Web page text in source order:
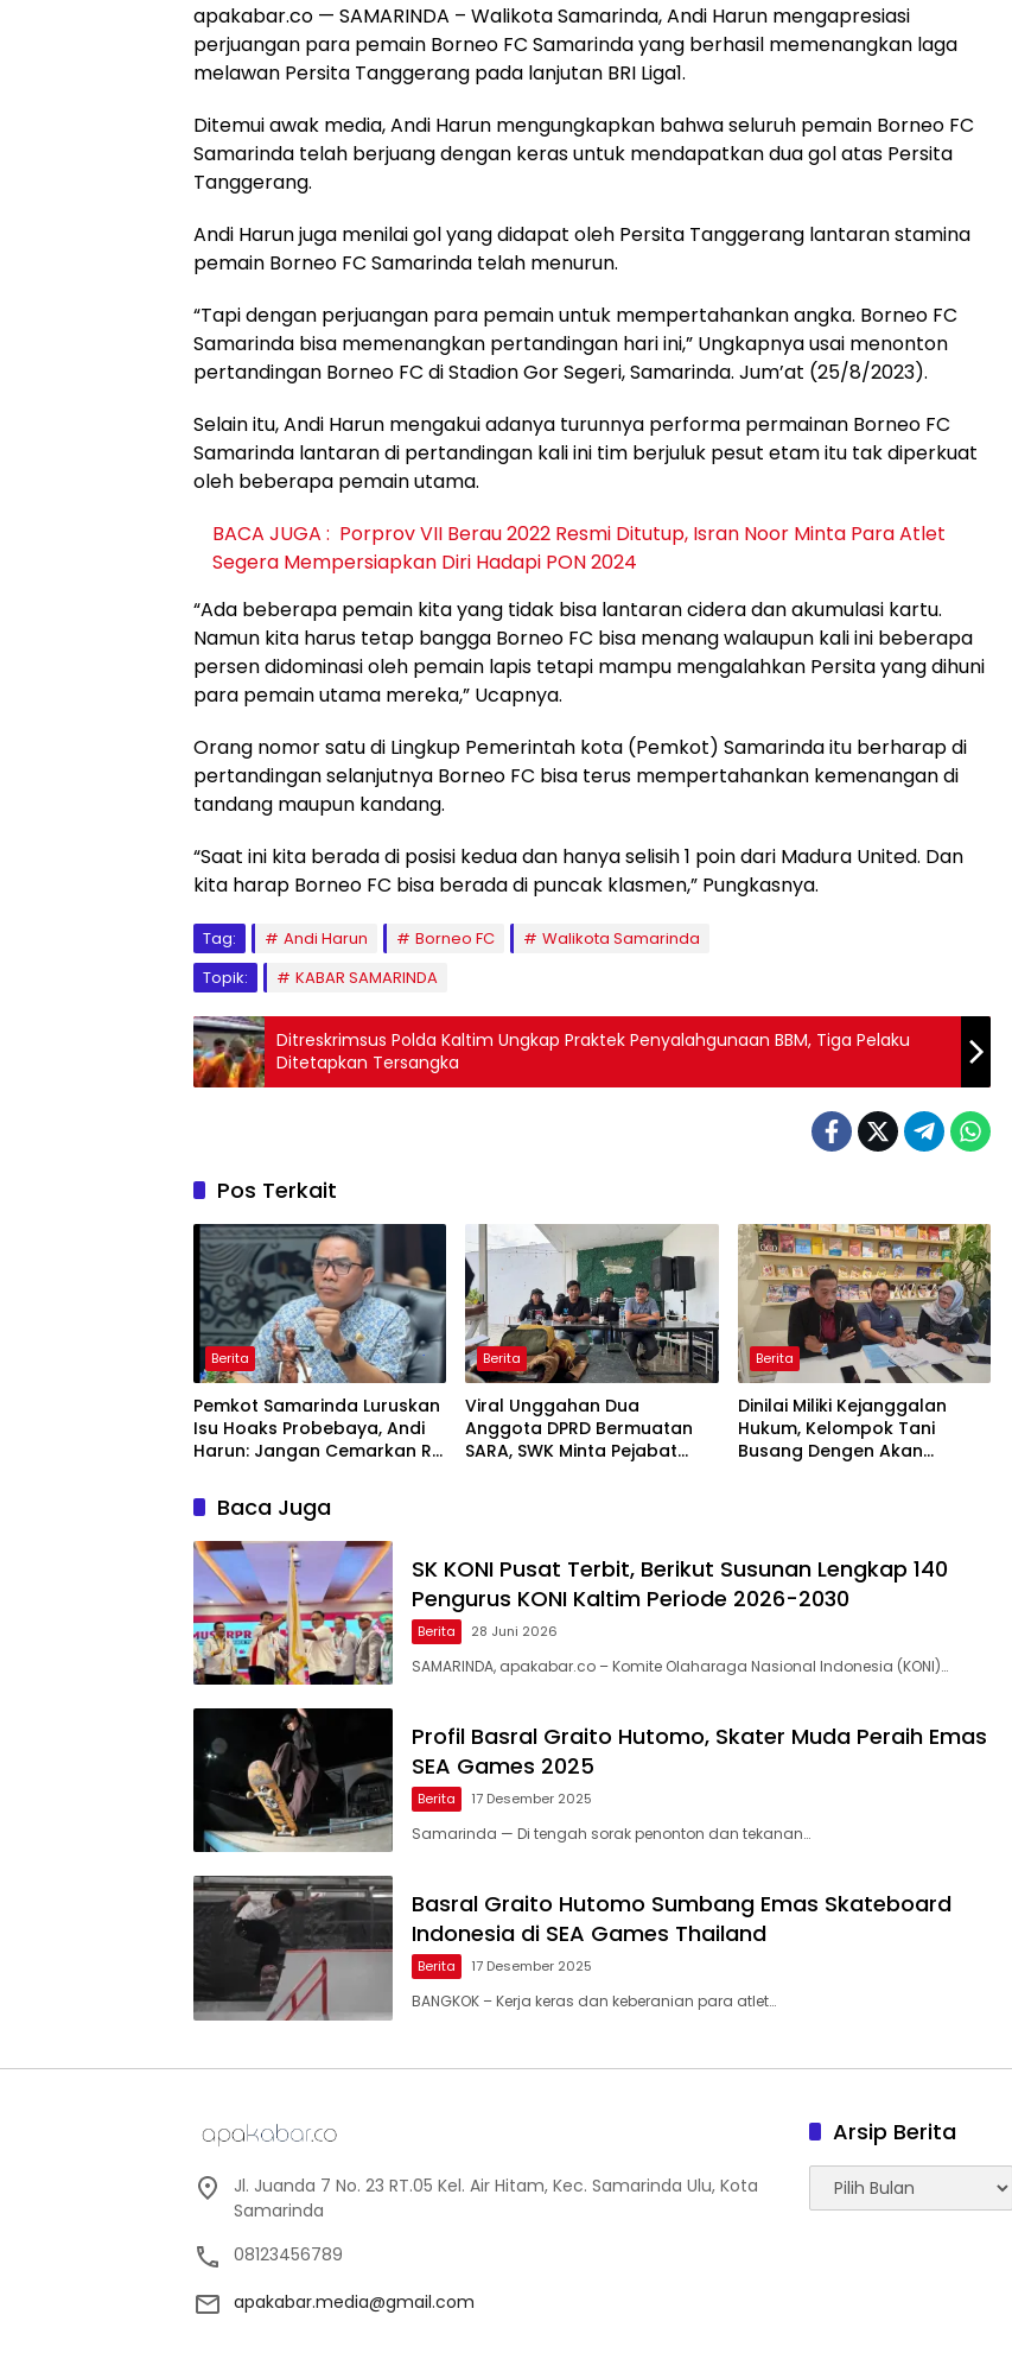
apakabar.co — SAMARINDA – Walikota Samarinda, Andi Harun mengapresiasi
perjuangan para pemain Borneo FC Samarinda yang berhasil memenangkan laga
melawan Persita Tanggerang pada lanjutan BRI Liga1.
Ditemui awak media, Andi Harun mengungkapkan bahwa seluruh pemain Borneo FC
Samarinda telah berjuang dengan keras untuk mendapatkan dua gol atas Persita
Tanggerang.
Andi Harun juga menilai gol yang didapat oleh Persita Tanggerang lantaran stamina
pemain Borneo FC Samarinda telah menurun.
“Tapi dengan perjuangan para pemain untuk mempertahankan angka. Borneo FC
Samarinda bisa memenangkan pertandingan hari ini,” Ungkapnya usai menonton
pertandingan Borneo FC di Stadion Gor Segeri, Samarinda. Jum’at (25/8/2023).
Selain itu, Andi Harun mengakui adanya turunnya performa permainan Borneo FC
Samarinda lantaran di pertandingan kali ini tim berjuluk pesut etam itu tak diperkuat
oleh beberapa pemain utama.
BACA JUGA : Porprov VII Berau 2022 Resmi Ditutup, Isran Noor Minta Para Atlet
Segera Mempersiapkan Diri Hadapi PON 2024
“Ada beberapa pemain kita yang tidak bisa lantaran cidera dan akumulasi kartu.
Namun kita harus tetap bangga Borneo FC bisa menang walaupun kali ini beberapa
persen didominasi oleh pemain lapis tetapi mampu mengalahkan Persita yang dihuni
para pemain utama mereka,” Ucapnya.
Orang nomor satu di Lingkup Pemerintah kota (Pemkot) Samarinda itu berharap di
pertandingan selanjutnya Borneo FC bisa terus mempertahankan kemenangan di
tandang maupun kandang.
“Saat ini kita berada di posisi kedua dan hanya selisih 1 poin dari Madura United. Dan
kita harap Borneo FC bisa berada di puncak klasmen,” Pungkasnya.
Tag: Andi Harun Borneo FC
Walikota Samarinda
Topik:
KABAR SAMARINDA
Ditreskrimsus Polda Kaltim Ungkap Praktek Penyalahgunaan BBM, Tiga Pelaku
Ditetapkan Tersangka
Pos Terkait
Berita
Pemkot Samarinda Luruskan
Isu Hoaks Probebaya, Andi
Harun: Jangan Cemarkan RT
Berita
Viral Unggahan Dua
Anggota DPRD Bermuatan
SARA, SWK Minta Pejabat
Berita
Dinilai Miliki Kejanggalan
Hukum, Kelompok Tani
Busang Dengen Akan
Baca Juga
SK KONI Pusat Terbit, Berikut Susunan Lengkap 140
Pengurus KONI Kaltim Periode 2026-2030
Berita 28 Juni 2026
SAMARINDA, apakabar.co – Komite Olaharaga Nasional Indonesia (KONI)…
Profil Basral Graito Hutomo, Skater Muda Peraih Emas
SEA Games 2025
Berita 17 Desember 2025
Samarinda — Di tengah sorak penonton dan tekanan…
Basral Graito Hutomo Sumbang Emas Skateboard
Indonesia di SEA Games Thailand
Berita 17 Desember 2025
BANGKOK – Kerja keras dan keberanian para atlet…
Jl. Juanda 7 No. 23 RT.05 Kel. Air Hitam, Kec. Samarinda Ulu, Kota
Samarinda
08123456789
apakabar.media@gmail.com
Arsip Berita
Arsip
Berita